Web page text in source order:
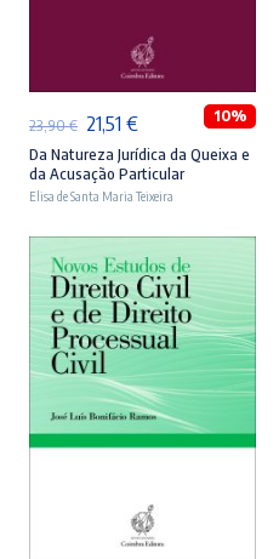
ADICIONAR
23,90€ O
preço
original
23,90 €.
21,51 €O
preço
atual
21,51 €.
10%
Da Natureza Jurídica da Queixa e
da Acusação Particular
Elisa de Santa Maria Teixeira
ADICIONAR